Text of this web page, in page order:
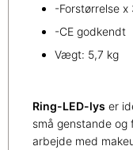
-Forstørrelse
-CE godkendt
Vægt: 5,7 kg
Ring-LED-lys er
små genstande og
arbejde med